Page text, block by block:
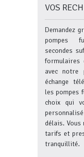
VOS
Demandez
pompes
secondes
formulaires
avec notre
échange
les pompes
choix qui
délais. Vous
tarifs et
tranquillité.